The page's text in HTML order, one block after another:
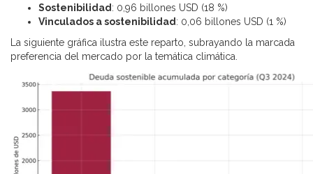
Sostenibilidad : 0,96 billones USD (18 %)
Vinculados a sostenibilidad : 0,06 billones USD (1 %)
La siguiente gráfica ilustra este reparto, subrayando la marcada
preferencia del mercado por la temática climática.